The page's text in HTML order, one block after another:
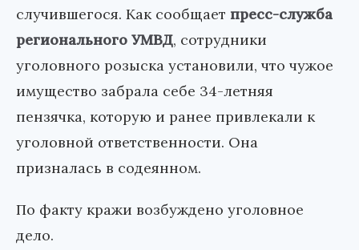
случившегося. Как сообщает пресс-служба
регионального УМВД, сотрудники
уголовного розыска установили, что чужое
имущество забрала себе 34-летняя
пензячка, которую и ранее привлекали к
уголовной ответственности. Она
призналась в содеянном.
По факту кражи возбуждено уголовное
дело.